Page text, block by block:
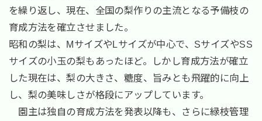
を繰り返し、現在、全国の梨作りの主流となる予備枝の
育成方法を確立させました。
昭和の梨は、MサイズやLサイズが中心で、SサイズやSS
サイズの小玉の梨もあったほど。しかし育成方法が確立
した現在は、梨の大きさ、糖度、旨みとも飛躍的に向上
し、梨の美味しさが格段にアップしています。
園主は独自の育成方法を発表以降も、さらに緑枝管理